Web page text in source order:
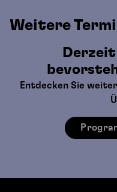
Weitere
Entdecken Sie